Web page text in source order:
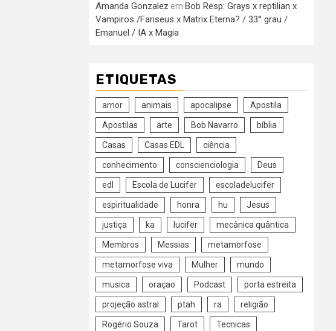
Amanda Gonzalez em Bob Resp: Grays x reptilian x
Vampiros /Fariseus x Matrix Eterna? / 33° grau /
Emanuel / IA x Magia
ETIQUETAS
amor animais apocalipse Apostila
Apostilas arte Bob Navarro bíblia
Casas Casas EDL ciência
conhecimento conscienciologia Deus
edl Escola de Lucifer escoladelucifer
espiritualidade honra hu Jesus
justiça ka lucifer mecânica quântica
Membros Messias metamorfose
metamorfose viva Mulher mundo
musica oraçao Podcast porta estreita
projeção astral ptah ra religião
Rogério Souza Tarot Tecnicas